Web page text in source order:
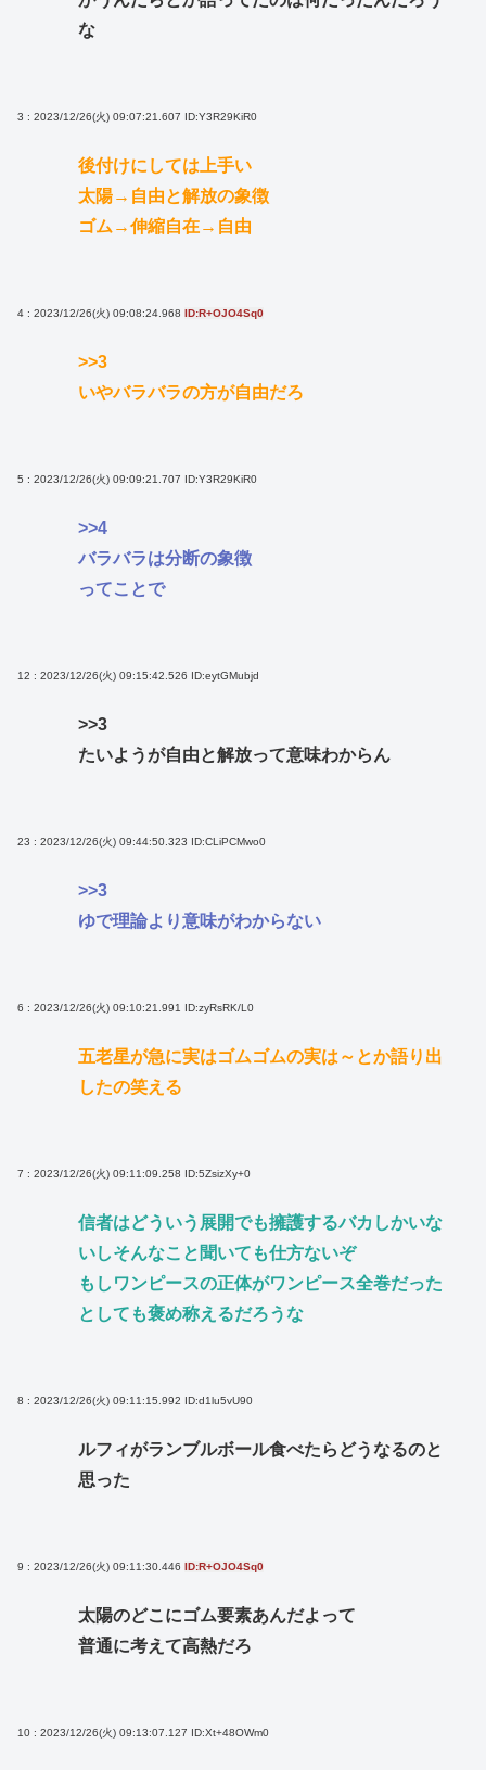
な
3 : 2023/12/26(火) 09:07:21.607 ID:Y3R29KiR0
後付けにしては上手い
太陽→自由と解放の象徴
ゴム→伸縮自在→自由
4 : 2023/12/26(火) 09:08:24.968 ID:R+OJO4Sq0
>>3
いやバラバラの方が自由だろ
5 : 2023/12/26(火) 09:09:21.707 ID:Y3R29KiR0
>>4
バラバラは分断の象徴
ってことで
12 : 2023/12/26(火) 09:15:42.526 ID:eytGMubjd
>>3
たいようが自由と解放って意味わからん
23 : 2023/12/26(火) 09:44:50.323 ID:CLiPCMwo0
>>3
ゆで理論より意味がわからない
6 : 2023/12/26(火) 09:10:21.991 ID:zyRsRK/L0
五老星が急に実はゴムゴムの実は～とか語り出
したの笑える
7 : 2023/12/26(火) 09:11:09.258 ID:5ZsizXy+0
信者はどういう展開でも擁護するバカしかいな
いしそんなこと聞いても仕方ないぞ
もしワンピースの正体がワンピース全巻だった
としても褒め称えるだろうな
8 : 2023/12/26(火) 09:11:15.992 ID:d1lu5vU90
ルフィがランブルボール食べたらどうなるのと
思った
9 : 2023/12/26(火) 09:11:30.446 ID:R+OJO4Sq0
太陽のどこにゴム要素あんだよって
普通に考えて高熱だろ
10 : 2023/12/26(火) 09:13:07.127 ID:Xt+48OWm0